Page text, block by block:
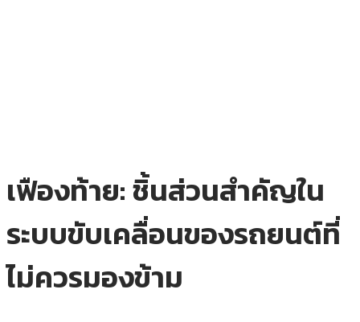
เฟืองท้าย: ชิ้นส่วนสำคัญใน
ระบบขับเคลื่อนของรถยนต์ที่
ไม่ควรมองข้าม